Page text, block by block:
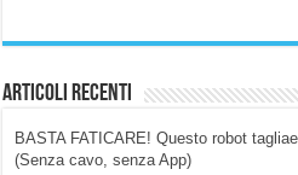
Articoli Recenti
BASTA FATICARE! Questo robot
(Senza cavo, senza App)